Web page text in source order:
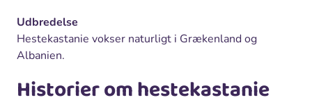
Udbredelse
Hestekastanie vokser naturligt i Grækenland og
Albanien.
Historier om hestekastanie